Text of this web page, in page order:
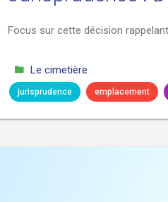
Focus sur cette décision
Le cimetière
jurisprudence emplacement